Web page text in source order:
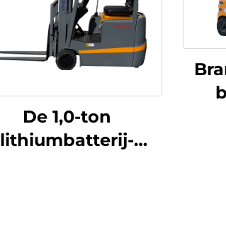
De 1,0-ton
lithiumbatterij-